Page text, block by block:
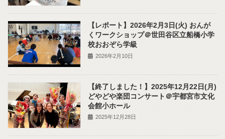
【レポート】2026年2月3日(火) おんが
くワークショップ＠世田谷区立船橋小学
校おおぞら学級
2026年2月10日
【終了しました！】2025年12月22日(月)
どやどや楽団コンサート＠宇都宮市文化
会館小ホール
2025年12月28日